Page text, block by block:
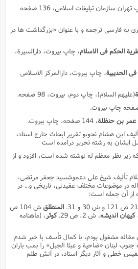
، چاپ تهران سازمان تبلیغات اسلامى، 136 صفحه
به فارسى ترجمه و با عنوان «بزرگداشت ها در
، چاپ بیروت، دارالسیرة،
الحدیبیة، چاپ بیروت، دارالمرکز الاسلامى
(علیهم السلام)، چاپ دوم، بیروت، 98 صفحه.
، 144 صفحه، چاپ بیروت.
ابن هشام نحوىو تقریر ابحاث خارج استاد،
ایشان به رشته تحریر درآمده است
زیر نظر معظم له نوشته شده است، افزود و از
تألیف شیخ على دعموشسید جعفر مرتضى،
در موضوعات مختلف عقیدتى، تاریخى و... در
از آن جمله است:
المنطلق
ش 104 ص
کیهان اندیشه، ش 2، ص 29. کوثر، (ماهنامه
مقاله مشغول بودم، با کمال تأسف با خبر شدم
لبنان «ضاحیة و عبثا الجبل» را بمب باران
خطى و آثار دیگر استاد، در آتش طلم